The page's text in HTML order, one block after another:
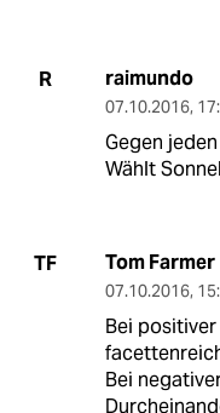
R raimundo
07.10.2016,
Gegen
Wählt
TF Tom Farmer
07.10.2016,
Bei
Bei